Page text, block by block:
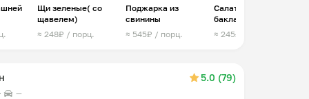
Щи зеленые( со
щавелем)
≈ 248₽ / порц.
Поджарка из
свинины
≈ 545₽ / порц.
Салат с хрустящими
баклажанами
≈ 245₽ / порц.
5.0 (79)
—